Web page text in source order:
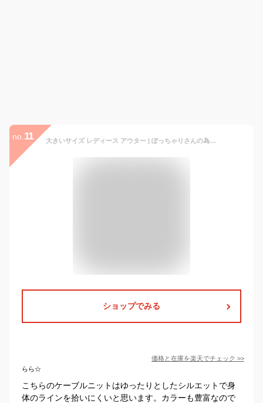
no. 11 大きいサイズ レディース アウター | ぽっちゃりさんの為の！ ニットとカットのいいとこどり！ ゆるっと可愛い 細魅せ ケーブル ニットソー パーカー _ オリジナル LL 3L 4L 5L 6L 7L 8L 9L 10L 冬 冬物 ゆったり お腹 胸周り 腰周り [431807] OMMTO ninkit【ミンミン】
ショップでみる
価格と在庫を楽天でチェック >>
らら☆
こちらのケーブルニットはゆったりとしたシルエットで身
体のラインを拾いにくいと思います。カラーも豊富なので